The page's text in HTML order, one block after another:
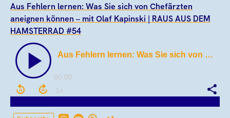
Aus Fehlern lernen: Was Sie sich von Chefärzten
aneignen können – mit Olaf Kapinski | RAUS AUS DEM
HAMSTERRAD #54